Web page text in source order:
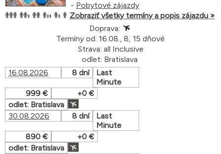
- Pobytové zájazdy
Zobraziť všetky termíny a popis zájazdu »
Doprava:
Termíny od: 16.08., 8, 15 dňové
Strava: all Inclusive
odlet: Bratislava
16.08.2026
8 dní
Last
Minute
999 €
+0 €
odlet: Bratislava
30.08.2026
8 dní
Last
Minute
890 €
+0 €
odlet: Bratislava